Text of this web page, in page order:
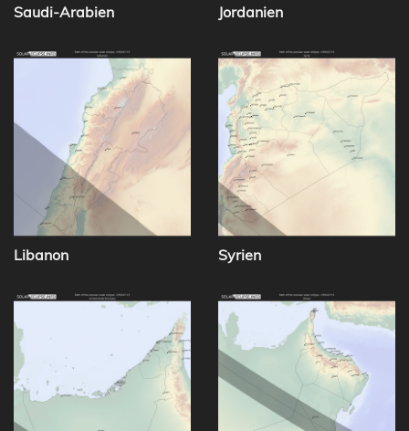
Saudi-Arabien Jordanien
Libanon Syrien